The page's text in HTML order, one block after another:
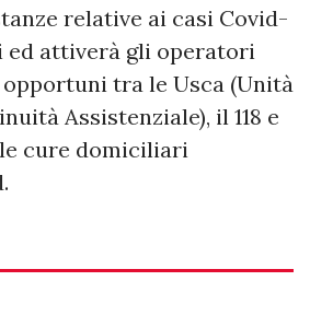
relative ai casi Covid-
ed attiverà gli operatori
tra le Usca (Unità
Assistenziale), il 118 e
cure domiciliari